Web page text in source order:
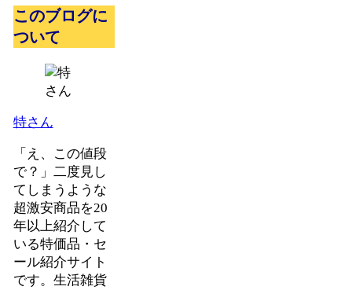
このブログに
ついて
特さん
「え、この値段
で？」二度見し
てしまうような
超激安商品を20
年以上紹介して
いる特価品・セ
ール紹介サイト
です。生活雑貨